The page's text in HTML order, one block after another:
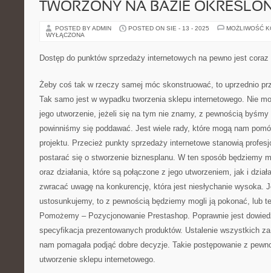
TWORZONY NA BAZIE
POSTED BY ADMIN POSTED ON SIE - 13 - 2025
MOŻLIWOŚĆ
WYŁĄCZONA
Dostęp do punktów sprzedaży internetowych na pewno jest
Żeby coś tak w rzeczy samej móc skonstruować, to uprzednio
Tak samo jest w wypadku tworzenia sklepu internetowego. Nie
jego utworzenie, jeżeli się na tym nie znamy, z pewnością
powinniśmy się poddawać. Jest wiele rady, które mogą nam
projektu. Przecież punkty sprzedaży internetowe stanowią
postarać się o stworzenie biznesplanu. W ten sposób będziemy
oraz działania, które są połączone z jego utworzeniem, jak i
zwracać uwagę na konkurencję, która jest niesłychanie wysoka.
ustosunkujemy, to z pewnością będziemy mogli ją pokonać, lub
Pomożemy – Pozycjonowanie Prestashop. Poprawnie jest
specyfikacja prezentowanych produktów. Ustalenie wszystkich
nam pomagała podjąć dobre decyzje. Takie postępowanie z
utworzenie sklepu internetowego.